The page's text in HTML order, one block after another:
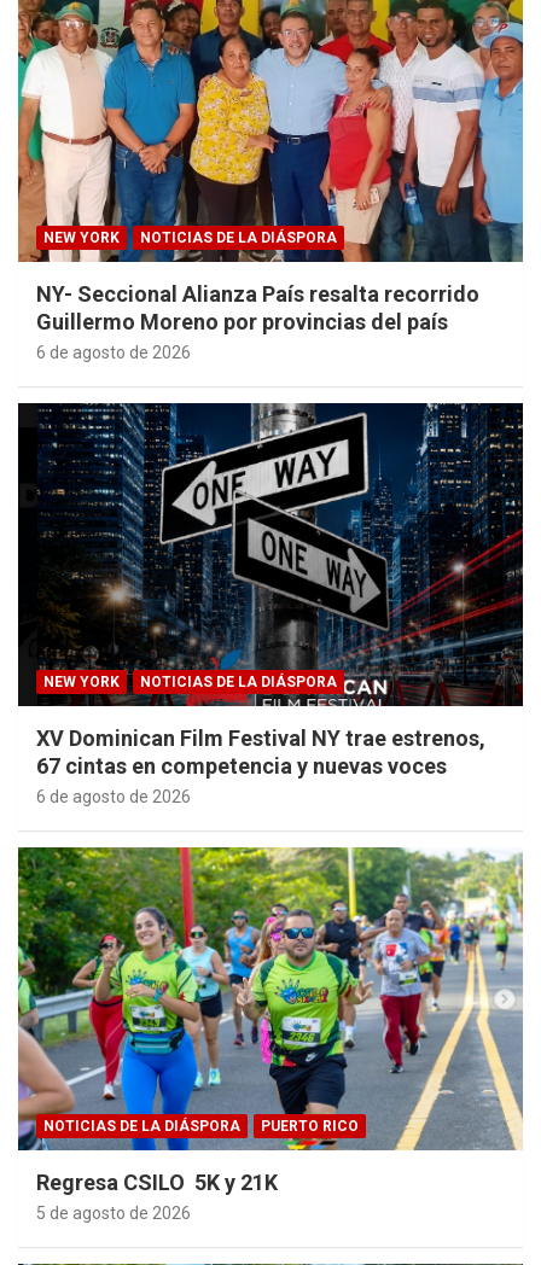
NEW YORK NOTICIAS DE LA DIÁSPORA
NY- Seccional Alianza País resalta recorrido
Guillermo Moreno por provincias del país
6 de agosto de 2026
NEW YORK NOTICIAS DE LA DIÁSPORA
XV Dominican Film Festival NY trae estrenos,
67 cintas en competencia y nuevas voces
6 de agosto de 2026
NOTICIAS DE LA DIÁSPORA PUERTO RICO
Regresa CSILO 5K y 21K
5 de agosto de 2026